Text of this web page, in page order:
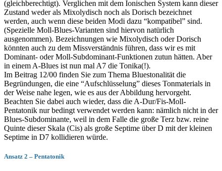
(gleichberechtigt). Verglichen mit dem Ionischen System kann dieser
Zustand weder als Mixolydisch noch als Dorisch bezeichnet
werden, auch wenn diese beiden Modi dazu “kompatibel” sind.
(Spezielle Moll-Blues-Varianten sind hiervon natürlich
ausgenommen). Bezeichnungen wie Mixolydisch oder Dorisch
könnten auch zu dem Missverständnis führen, dass wir es mit
Dominant- oder Moll-Subdominant-Funktionen zutun hätten. Aber
in einem A-Blues ist nun mal A7 die Tonika(!).
Im Beitrag 12/00 finden Sie zum Thema Bluestonalität die
Begründungen, die eine “Aufschlüsselung” dieses Tonmaterials in
der Weise nahe legen, wie es aus der Abbildung hervorgeht.
Beachten Sie dabei auch wieder, dass die A-Dur/Fis-Moll-
Pentatonik nur bedingt verwendet werden kann: nämlich nicht in der
Blues-Subdominante, weil in dem Falle die große Terz bzw. reine
Quinte dieser Skala (Cis) als große Septime über D mit der kleinen
Septime in D7 kollidieren würde.
Ansatz 2 – Pentatonik